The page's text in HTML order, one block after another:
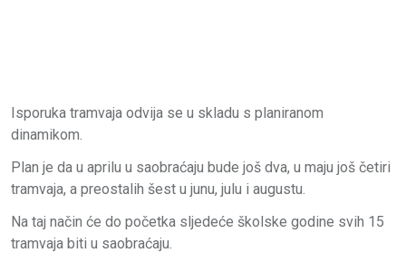
Isporuka tramvaja odvija se u skladu s planiranom
dinamikom.
Plan je da u aprilu u saobraćaju bude još dva, u maju još četiri
tramvaja, a preostalih šest u junu, julu i augustu.
Na taj način će do početka sljedeće školske godine svih 15
tramvaja biti u saobraćaju.